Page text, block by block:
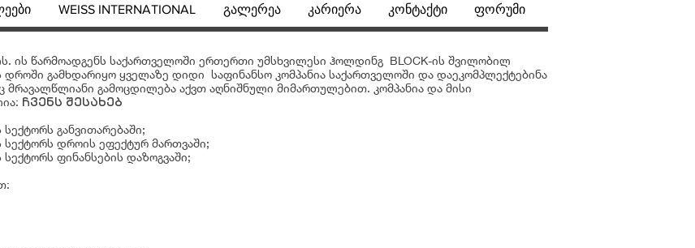
ის წარმოადგენს საქართველოში ერთერთი უმსხვილესი ჰოლდინგ BLOCK-ის შვილობილ
დროში გამხდარიყო ყველაზე დიდი საფინანსო კომპანია საქართველოში და დაეკომპლექტებინა
გამოცდილება აქვთ აღნიშნული მიმართულებით. კომპანია და მისი
ჩვენს შესახებ
განვითარებაში;
დროის ეფექტურ მართვაში;
ფინანსების დაზოგვაში;
WEISS INTERNATIONAL გალერეა კარიერა კონტაქტი ფორუმი